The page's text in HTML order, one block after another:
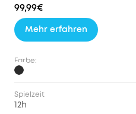
99,99€
Mehr erfahren
Farbe:
Spielzeit
12h